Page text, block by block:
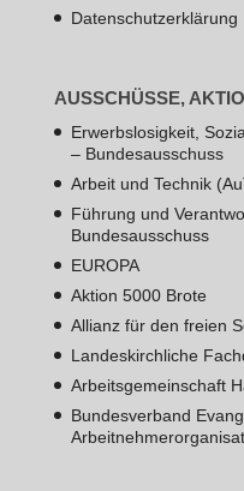
Datenschutzerklärung
AUSSCHÜSSE,
Erwerbslosigkeit,
– Bundesausschuss
Arbeit und Technik
Führung und
Bundesausschuss
EUROPA
Aktion 5000 Brote
Allianz für den freien
Landeskirchliche
Arbeitsgemeinschaft
Bundesverband